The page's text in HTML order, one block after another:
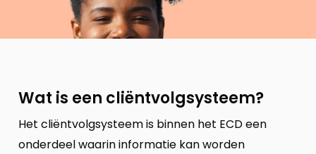
Wat is een cliëntvolgsysteem?
Het cliëntvolgsysteem is binnen het ECD een
onderdeel waarin informatie kan worden